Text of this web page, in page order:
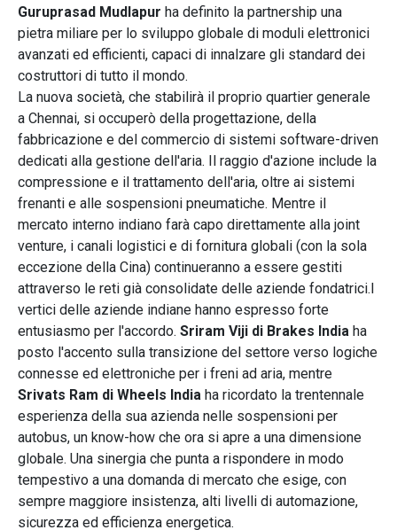
Guruprasad Mudlapur ha definito la partnership una
pietra miliare per lo sviluppo globale di moduli elettronici
avanzati ed efficienti, capaci di innalzare gli standard dei
costruttori di tutto il mondo.
La nuova società, che stabilirà il proprio quartier generale
a Chennai, si occuperò della progettazione, della
fabbricazione e del commercio di sistemi software-driven
dedicati alla gestione dell'aria. Il raggio d'azione include la
compressione e il trattamento dell'aria, oltre ai sistemi
frenanti e alle sospensioni pneumatiche. Mentre il
mercato interno indiano farà capo direttamente alla joint
venture, i canali logistici e di fornitura globali (con la sola
eccezione della Cina) continueranno a essere gestiti
attraverso le reti già consolidate delle aziende fondatrici.I
vertici delle aziende indiane hanno espresso forte
entusiasmo per l'accordo. Sriram Viji di Brakes India ha
posto l'accento sulla transizione del settore verso logiche
connesse ed elettroniche per i freni ad aria, mentre
Srivats Ram di Wheels India ha ricordato la trentennale
esperienza della sua azienda nelle sospensioni per
autobus, un know-how che ora si apre a una dimensione
globale. Una sinergia che punta a rispondere in modo
tempestivo a una domanda di mercato che esige, con
sempre maggiore insistenza, alti livelli di automazione,
sicurezza ed efficienza energetica.